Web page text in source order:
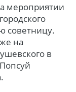
мероприятии
советницу.
на
в